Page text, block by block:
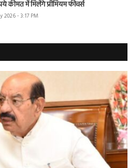
कीमत में मिलेंगे प्रीमियम फीचर्स
2026 - 3:17 PM